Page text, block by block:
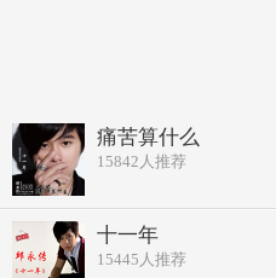
痛苦算什么
15842 人推荐
十一年
15445 人推荐